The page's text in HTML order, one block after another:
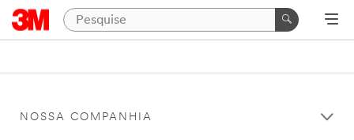
NOSSA COMPANHIA